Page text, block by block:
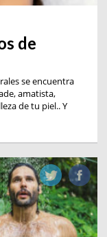
de
se encuentra
amatista,
de tu piel.. Y